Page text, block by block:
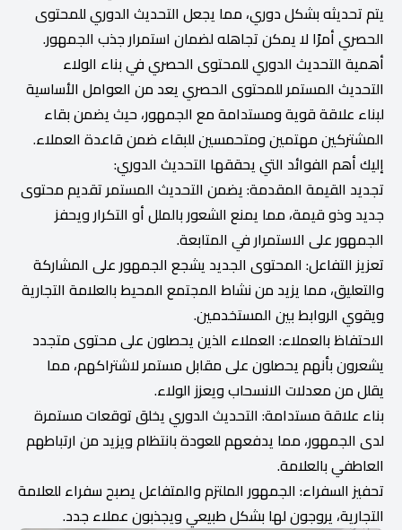
يتم تحديثه بشكل دوري، مما يجعل التحديث الدوري للمحتوى
الحصري أمرًا لا يمكن تجاهله لضمان استمرار جذب الجمهور.
أهمية التحديث الدوري للمحتوى الحصري في بناء الولاء
التحديث المستمر للمحتوى الحصري يعد من العوامل الأساسية
لبناء علاقة قوية ومستدامة مع الجمهور، حيث يضمن بقاء
المشتركين مهتمين ومتحمسين للبقاء ضمن قاعدة العملاء.
إليك أهم الفوائد التي يحققها التحديث الدوري:
تجديد القيمة المقدمة: يضمن التحديث المستمر تقديم محتوى
جديد وذو قيمة، مما يمنع الشعور بالملل أو التكرار ويحفز
الجمهور على الاستمرار في المتابعة.
تعزيز التفاعل: المحتوى الجديد يشجع الجمهور على المشاركة
والتعليق، مما يزيد من نشاط المجتمع المحيط بالعلامة التجارية
ويقوي الروابط بين المستخدمين.
الاحتفاظ بالعملاء: العملاء الذين يحصلون على محتوى متجدد
يشعرون بأنهم يحصلون على مقابل مستمر لاشتراكهم، مما
يقلل من معدلات الانسحاب ويعزز الولاء.
بناء علاقة مستدامة: التحديث الدوري يخلق توقعات مستمرة
لدى الجمهور، مما يدفعهم للعودة بانتظام ويزيد من ارتباطهم
العاطفي بالعلامة.
تحفيز السفراء: الجمهور الملتزم والمتفاعل يصبح سفراء للعلامة
التجارية، يروجون لها بشكل طبيعي ويجذبون عملاء جدد.